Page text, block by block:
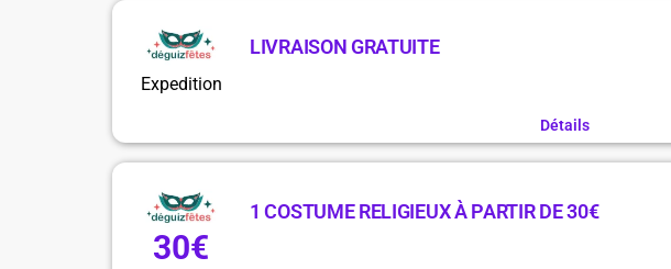
Expedition
LIVRAISON GRATUITE
Détails
30€
1 COSTUME RELIGIEUX À PARTIR DE 30€